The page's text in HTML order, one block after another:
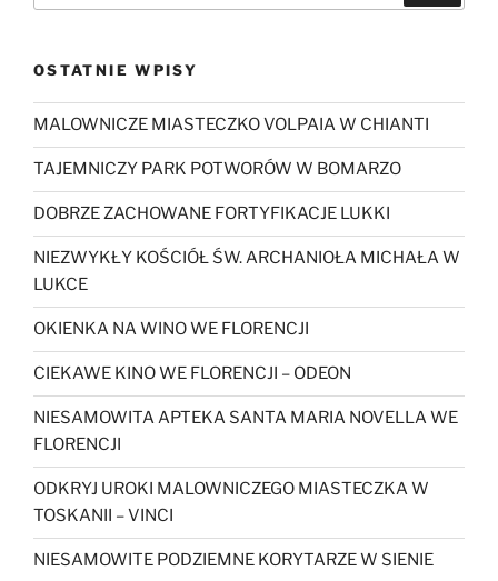
OSTATNIE WPISY
MALOWNICZE MIASTECZKO VOLPAIA W CHIANTI
TAJEMNICZY PARK POTWORÓW W BOMARZO
DOBRZE ZACHOWANE FORTYFIKACJE LUKKI
NIEZWYKŁY KOŚCIÓŁ ŚW. ARCHANIOŁA MICHAŁA W
LUKCE
OKIENKA NA WINO WE FLORENCJI
CIEKAWE KINO WE FLORENCJI – ODEON
NIESAMOWITA APTEKA SANTA MARIA NOVELLA WE
FLORENCJI
ODKRYJ UROKI MALOWNICZEGO MIASTECZKA W
TOSKANII – VINCI
NIESAMOWITE PODZIEMNE KORYTARZE W SIENIE